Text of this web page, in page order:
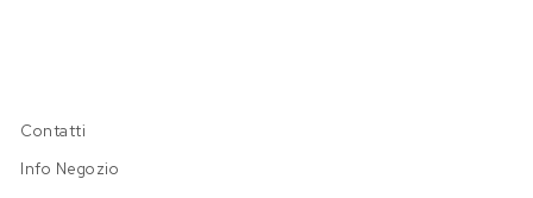
Contatti
Info Negozio